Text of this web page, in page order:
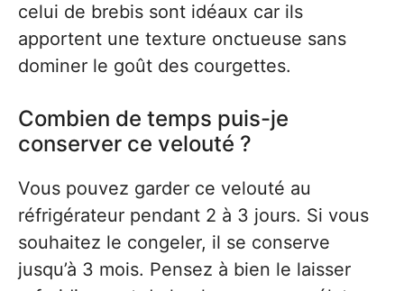
celui de brebis sont idéaux car ils
apportent une texture onctueuse sans
dominer le goût des courgettes.
Combien de temps puis-je
conserver ce velouté ?
Vous pouvez garder ce velouté au
réfrigérateur pendant 2 à 3 jours. Si vous
souhaitez le congeler, il se conserve
jusqu’à 3 mois. Pensez à bien le laisser